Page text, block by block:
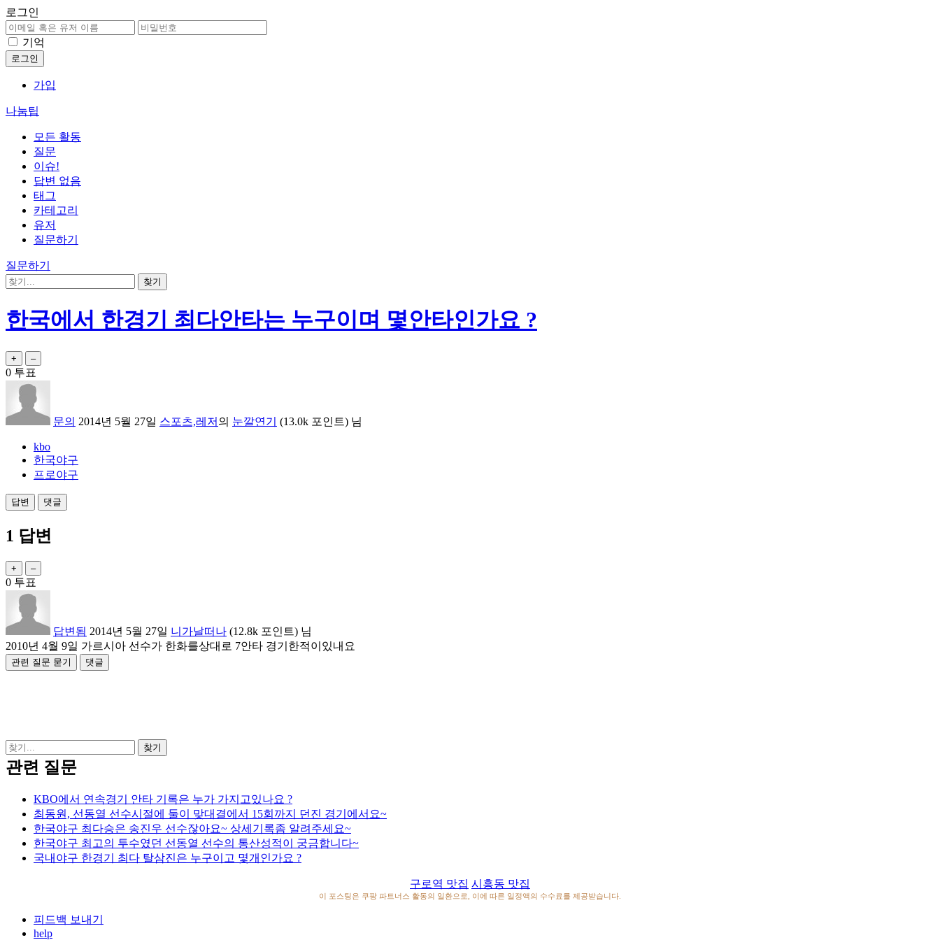
로그인
기억
가입
나눔팁
모든 활동
질문
이슈!
답변 없음
태그
카테고리
유저
질문하기
질문하기
한국에서 한경기 최다안타는 누구이며 몇안타인가요 ?
0 투표
문의 2014년 5월 27일 스포츠,레저 의 눈깔연기 (13.0k 포인트) 님
kbo
한국야구
프로야구
1 답변
0 투표
답변됨 2014년 5월 27일 니가날떠나 (12.8k 포인트) 님
2010년 4월 9일 가르시아 선수가 한화를상대로 7안타 경기한적이있내요
관련 질문
KBO에서 연속경기 안타 기록은 누가 가지고있나요 ?
최동원, 선동열 선수시절에 둘이 맞대결에서 15회까지 던진 경기에서요~
한국야구 최다승은 송진우 선수잖아요~ 상세기록좀 알려주세요~
한국야구 최고의 투수였던 선동열 선수의 통산성적이 궁금합니다~
국내야구 한경기 최다 탈삼진은 누구이고 몇개인가요 ?
구로역 맛집 시흥동 맛집
이 포스팅은 쿠팡 파트너스 활동의 일환으로, 이에 따른 일정액의 수수료를 제공받습니다.
피드백 보내기
help